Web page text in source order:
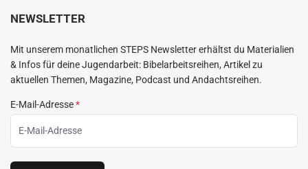
NEWSLETTER
Mit unserem monatlichen STEPS Newsletter erhältst du Materialien
& Infos für deine Jugendarbeit: Bibelarbeitsreihen, Artikel zu
aktuellen Themen, Magazine, Podcast und Andachtsreihen.
E-Mail-Adresse*